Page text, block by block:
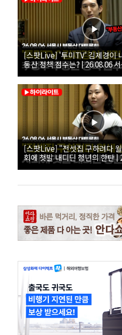
[스팟Live] '투미TV' 김제경이
동산 정책 점수는? | 26.08.06
대토론회
[스팟Live] "전셋집 구하려다
회에 첫발 내디딘 청년의 한탄 |
시 부동산 대토론회